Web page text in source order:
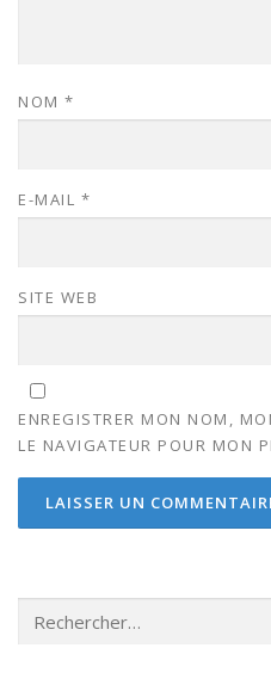
NOM *
E-MAIL *
SITE WEB
ENREGISTRER MON NOM,
LE NAVIGATEUR POUR MON